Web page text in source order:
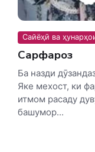
Сайёҳӣ ва
Сарфароз
Ба назди
Яке мехост, ки
итмом расаду
башумор...